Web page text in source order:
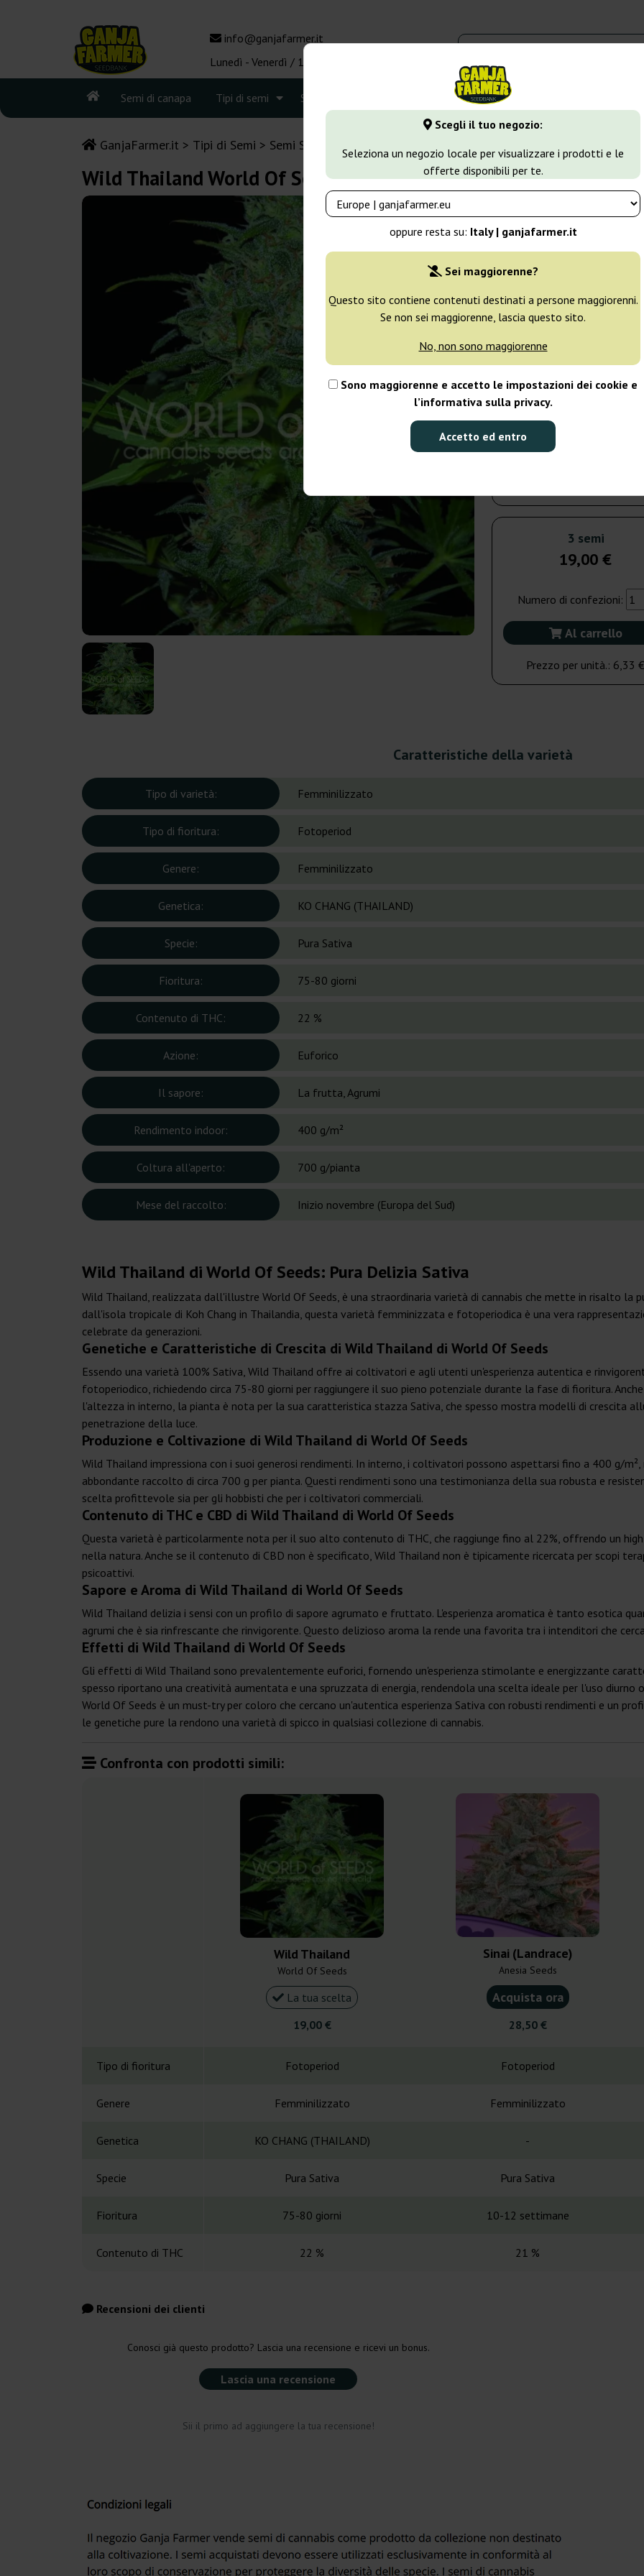
Scegli il tuo negozio:
Seleziona un negozio locale per visualizzare i prodotti e le
offerte disponibili per te.
oppure resta su: Italy | ganjafarmer.it
Sei maggiorenne?
Questo sito contiene contenuti destinati a persone maggiorenni.
Se non sei maggiorenne, lascia questo sito.
No, non sono maggiorenne
Sono maggiorenne e accetto le impostazioni dei cookie e
l’informativa sulla privacy.
Accetto ed entro
info@ganjafarmer.it
Lunedì - Venerdì / 10:00 - 16:00
Semi di canapa Tipi di semi Seedbank Tipi di marijuana Altro
GanjaFarmer.it Tipi di Semi Semi Sativa
Wild Thailand World Of Seeds
World Of Seeds
3 semi
Spedito in 24h
7 semi
Spedito in 3-7
giorni
12 semi
3 semi
19,00 €
Numero di confezioni:
Al carrello
Prezzo per unità.: 6,33 €
Caratteristiche della varietà
Tipo di varietà: Femminilizzato
Tipo di fioritura: Fotoperiod
Genere: Femminilizzato
Genetica: KO CHANG (THAILAND)
Specie: Pura Sativa
Fioritura: 75-80 giorni
Contenuto di THC: 22 %
Azione: Euforico
Il sapore: La frutta, Agrumi
Rendimento indoor: 400 g/m²
Coltura all'aperto: 700 g/pianta
Mese del raccolto: Inizio novembre (Europa del Sud)
Wild Thailand di World Of Seeds: Pura Delizia Sativa
Wild Thailand, realizzata dall'illustre World Of Seeds, è una straordinaria varietà di cannabis che mette in risalto la
dall'isola tropicale di Koh Chang in Thailandia, questa varietà femminizzata e fotoperiodica è una vera
celebrate da generazioni.
Genetiche e Caratteristiche di Crescita di Wild Thailand di World Of Seeds
Essendo una varietà 100% Sativa, Wild Thailand offre ai coltivatori e agli utenti un'esperienza autentica e
fotoperiodico, richiedendo circa 75-80 giorni per raggiungere il suo pieno potenziale durante la fase di fioritura.
l'altezza in interno, la pianta è nota per la sua caratteristica stazza Sativa, che spesso mostra modelli di crescita
penetrazione della luce.
Produzione e Coltivazione di Wild Thailand di World Of Seeds
Wild Thailand impressiona con i suoi generosi rendimenti. In interno, i coltivatori possono aspettarsi fino a 400 g/
abbondante raccolto di circa 700 g per pianta. Questi rendimenti sono una testimonianza della sua robusta e
scelta profittevole sia per gli hobbisti che per i coltivatori commerciali.
Contenuto di THC e CBD di Wild Thailand di World Of Seeds
Questa varietà è particolarmente nota per il suo alto contenuto di THC, che raggiunge fino al 22%, offrendo un
nella natura. Anche se il contenuto di CBD non è specificato, Wild Thailand non è tipicamente ricercata per scopi
psicoattivi.
Sapore e Aroma di Wild Thailand di World Of Seeds
Wild Thailand delizia i sensi con un profilo di sapore agrumato e fruttato. L'esperienza aromatica è tanto esotica
agrumi che è sia rinfrescante che rinvigorente. Questo delizioso aroma la rende una favorita tra i intenditori che
Effetti di Wild Thailand di World Of Seeds
Gli effetti di Wild Thailand sono prevalentemente euforici, fornendo un'esperienza stimolante e energizzante
spesso riportano una creatività aumentata e una spruzzata di energia, rendendola una scelta ideale per l'uso diurno
World Of Seeds è un must-try per coloro che cercano un'autentica esperienza Sativa con robusti rendimenti e un
le genetiche pure la rendono una varietà di spicco in qualsiasi collezione di cannabis.
Confronta con prodotti simili:
Wild Thailand
World Of Seeds
La tua scelta
19,00 €
Sinai (Landrace)
Anesia Seeds
Acquista ora
28,50 €
Tipo di fioritura Fotoperiod Fotoperiod
Genere Femminilizzato Femminilizzato
Genetica KO CHANG (THAILAND) -
Specie Pura Sativa Pura Sativa
Fioritura 75-80 giorni 10-12 settimane
Contenuto di THC 22 % 21 %
Recensioni dei clienti
Conosci già questo prodotto? Lascia una recensione e ricevi un bonus.
Lascia una recensione
Sii il primo ad aggiungere la tua recensione!